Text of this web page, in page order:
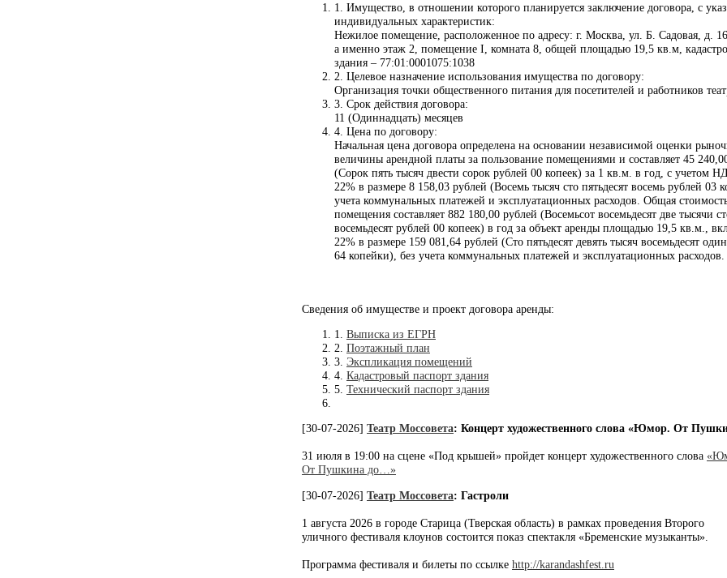
1. Имущество, в отношении которого планируется заключение договора, с
индивидуальных характеристик:
Нежилое помещение, расположенное по адресу: г. Москва, ул. Б. Садовая, д.
а именно этаж 2, помещение I, комната 8, общей площадью 19,5 кв.м,
здания – 77:01:0001075:1038
2. Целевое назначение использования имущества по договору:
Организация точки общественного питания для посетителей и работников
3. Срок действия договора:
11 (Одиннадцать) месяцев
4. Цена по договору:
Начальная цена договора определена на основании независимой оценки
величины арендной платы за пользование помещениями и составляет 45
(Сорок пять тысяч двести сорок рублей 00 копеек) за 1 кв.м. в год, с учетом
22% в размере 8 158,03 рублей (Восемь тысяч сто пятьдесят восемь рублей 03
учета коммунальных платежей и эксплуатационных расходов. Общая
помещения составляет 882 180,00 рублей (Восемьсот восемьдесят две тысячи
восемьдесят рублей 00 копеек) в год за объект аренды площадью 19,5 кв.м.,
22% в размере 159 081,64 рублей (Сто пятьдесят девять тысяч восемьдесят
64 копейки), без учета коммунальных платежей и эксплуатационных расходов.
Сведения об имуществе и проект договора аренды:
1. Выписка из ЕГРН
2. Поэтажный план
3. Экспликация помещений
4. Кадастровый паспорт здания
5. Технический паспорт здания
[30-07-2026] Театр Моссовета: Концерт художественного слова «Юмор. От
31 июля в 19:00 на сцене «Под крышей» пройдет концерт художественного слова
От Пушкина до…»
[30-07-2026] Театр Моссовета: Гастроли
1 августа 2026 в городе Старица (Тверская область) в рамках проведения Второго
уличного фестиваля клоунов состоится показ спектакля «Бременские музыканты».
Программа фестиваля и билеты по ссылке http://karandashfest.ru